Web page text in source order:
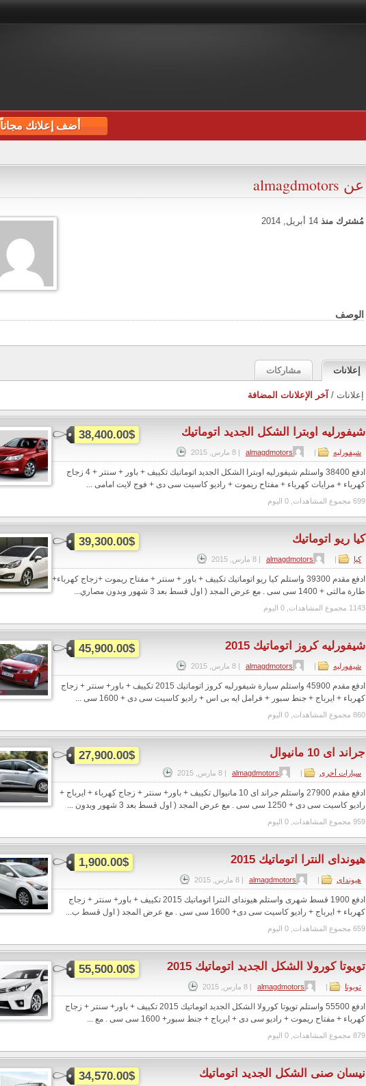
أضف إعلانك مجاناً
عن almagdmotors
مُشترك منذ
الوصف
إعلانات مشاركات
إعلانات / آخر الإعلانات المضافة
38,400.00$ شيفورليه اوبترا الشكل الجديد اتوماتيك
شيفورليه |
almagdmotors
| 8 مارس, 2015
ادفع 38400 واستلم شيفورليه اوبترا الشكل الجديد اتوماتيك تكييف + باور + سنتر + 4 زجاج
كهرباء + مرايات كهرباء + مفتاح ريموت + راديو كاسيت سى دى + فوج لايت امامى ...
699 مجموع المشاهدات, 0 اليوم
39,300.00$ كيا ريو اتوماتيك
كيا |
almagdmotors
| 8 مارس, 2015
ادفع مقدم 39300 واستلم كيا ريو اتوماتيك تكييف + باور + سنتر + مفتاح ريموت +زجاج كهرباء+
طارة مالتى + 1400 سى سى . مع عرض المجد ( اول قسط بعد 3 شهور وبدون مصاري...
1143 مجموع المشاهدات, 0 اليوم
45,900.00$ شيفورليه كروز اتوماتيك 2015
شيفورليه |
almagdmotors
| 8 مارس, 2015
ادفع مقدم 45900 واستلم سيارة شيفورليه كروز اتوماتيك 2015 تكييف + باور+ سنتر + زجاج
كهرباء + ايرباج + جنط سبور + فرامل ايه بى اس + راديو كاسيت سى دى + 1600 سى ...
860 مجموع المشاهدات, 0 اليوم
27,900.00$ جراند اى 10 مانيوال
سيارات أخرى |
almagdmotors
| 8 مارس, 2015
ادفع مقدم 27900 واستلم جراند اى 10 مانيوال تكييف + باور+ سنتر + زجاج كهرباء + ايرباج +
راديو كاسيت سى دى + 1250 سى سى . مع عرض المجد ( اول قسط بعد 3 شهور وبدون ...
959 مجموع المشاهدات, 0 اليوم
1,900.00$ هيونداى النترا اتوماتيك 2015
هيونداى |
almagdmotors
| 8 مارس, 2015
ادفع 1900 قسط شهرى واستلم هيونداى النترا اتوماتيك 2015 تكييف + باور+ سنتر + زجاج
كهرباء + ايرباج + راديو كاسيت سى دى+ 1600 سى سى . مع عرض المجد ( اول قسط ب...
659 مجموع المشاهدات, 0 اليوم
55,500.00$ تويوتا كورولا الشكل الجديد اتوماتيك 2015
تويوتا |
almagdmotors
| 8 مارس, 2015
ادفع 55500 واستلم تويوتا كورولا الشكل الجديد اتوماتيك 2015 تكييف + باور+ سنتر + زجاج
كهرباء + مفتاح ريموت + راديو سى دى + ايرباج + جنط سبور+ 1600 سى سى . مع ...
879 مجموع المشاهدات, 0 اليوم
34,570.00$ نيسان صنى الشكل الجديد اتوماتيك